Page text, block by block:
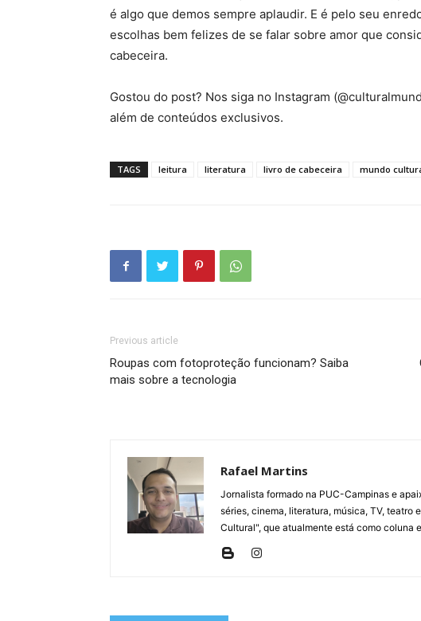
é algo que demos sempre aplaudir. E é pelo seu
escolhas bem felizes de se falar sobre amor que
cabeceira.
Gostou do post? Nos siga no Instagram
além de conteúdos exclusivos.
TAGS leitura literatura livro de cabeceira mundo
Previous article
Roupas com fotoproteção funcionam? Saiba
mais sobre a tecnologia
Rafael Martins
Jornalista formado na PUC-Campinas e
séries, cinema, literatura, música, TV, teatro
Cultural", que atualmente está como coluna